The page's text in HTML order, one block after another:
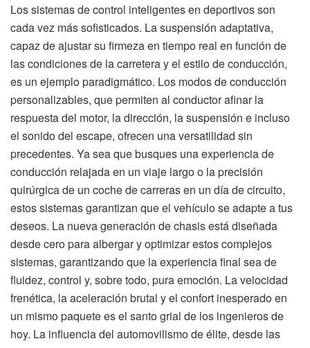
Los sistemas de control inteligentes en deportivos son
cada vez más sofisticados. La suspensión adaptativa,
capaz de ajustar su firmeza en tiempo real en función de
las condiciones de la carretera y el estilo de conducción,
es un ejemplo paradigmático. Los modos de conducción
personalizables, que permiten al conductor afinar la
respuesta del motor, la dirección, la suspensión e incluso
el sonido del escape, ofrecen una versatilidad sin
precedentes. Ya sea que busques una experiencia de
conducción relajada en un viaje largo o la precisión
quirúrgica de un coche de carreras en un día de circuito,
estos sistemas garantizan que el vehículo se adapte a tus
deseos. La nueva generación de chasis está diseñada
desde cero para albergar y optimizar estos complejos
sistemas, garantizando que la experiencia final sea de
fluidez, control y, sobre todo, pura emoción. La velocidad
frenética, la aceleración brutal y el confort inesperado en
un mismo paquete es el santo grial de los ingenieros de
hoy. La influencia del automovilismo de élite, desde las